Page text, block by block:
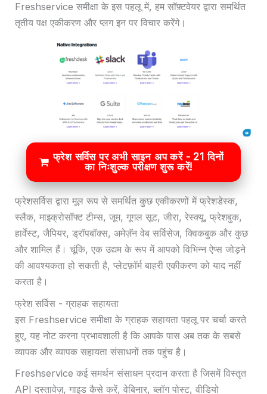
Freshservice समीक्षा के इस पहलू में, हम सॉफ़्टवेयर द्वारा समर्थित
तृतीय पक्ष एकीकरण और प्लग इन पर विचार करेंगे।
फ्रेश सर्विस पर अभी साइन अप करें - 21 दिनों
का निःशुल्क परीक्षण शुरू करें!
फ्रेशसर्विस द्वारा मूल रूप से समर्थित कुछ एकीकरणों में फ्रेशडेस्क,
स्लैक, माइक्रोसॉफ्ट टीम्स, जूम, गूगल सूट, जीरा, रेस्क्यू, फ्रेशबुक,
हार्वेस्ट, जैपियर, ड्रॉपबॉक्स, अमेज़ॅन वेब सर्विसेज, क्विकबुक और कुछ
और शामिल हैं। चूंकि, एक उद्यम के रूप में आपको विभिन्न ऐप्स जोड़ने
की आवश्यकता हो सकती है, प्लेटफ़ॉर्म बाहरी एकीकरण को याद नहीं
करता है।
फ्रेश सर्विस - ग्राहक सहायता
इस Freshservice समीक्षा के ग्राहक सहायता पहलू पर चर्चा करते
हुए, यह नोट करना प्रभावशाली है कि आपके पास अब तक के सबसे
व्यापक और व्यापक सहायता संसाधनों तक पहुंच है।
Freshservice कई समर्थन संसाधन प्रदान करता है जिसमें विस्तृत
API दस्तावेज़, गाइड कैसे करें, वेबिनार, ब्लॉग पोस्ट, वीडियो